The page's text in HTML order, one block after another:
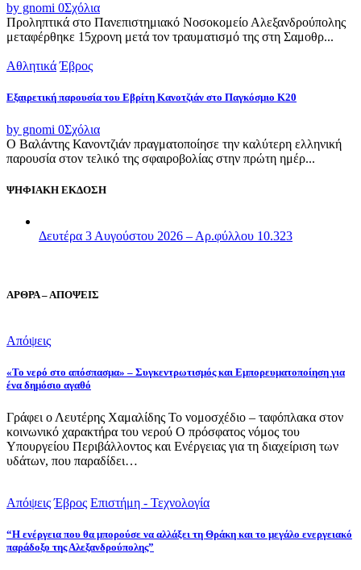
by gnomi 0Σχόλια
Προληπτικά στο Πανεπιστημιακό Νοσοκομείο Αλεξανδρούπολης
μεταφέρθηκε 15χρονη μετά τον τραυματισμό της στη Σαμοθρ...
Αθλητικά Έβρος
Εξαιρετική παρουσία του Εβρίτη Κανοτζιάν στο Παγκόσμιο Κ20
by gnomi 0Σχόλια
Ο Βαλάντης Κανοντζιάν πραγματοποίησε την καλύτερη ελληνική
παρουσία στον τελικό της σφαιροβολίας στην πρώτη ημέρ...
ΨΗΦΙΑΚΗ ΕΚΔΟΣΗ
Δευτέρα 3 Αυγούστου 2026 – Αρ.φύλλου 10.323
ΑΡΘΡΑ – ΑΠΟΨΕΙΣ
Απόψεις
«Το νερό στο απόσπασμα» – Συγκεντρωτισμός και Εμπορευματοποίηση για
ένα δημόσιο αγαθό
Γράφει ο Λευτέρης Χαμαλίδης Το νομοσχέδιο – ταφόπλακα στον
κοινωνικό χαρακτήρα του νερού Ο πρόσφατος νόμος του
Υπουργείου Περιβάλλοντος και Ενέργειας για τη διαχείριση των
υδάτων, που παραδίδει…
Απόψεις Έβρος Επιστήμη - Τεχνολογία
“Η ενέργεια που θα μπορούσε να αλλάξει τη Θράκη και το μεγάλο ενεργειακό
παράδοξο της Αλεξανδρούπολης”